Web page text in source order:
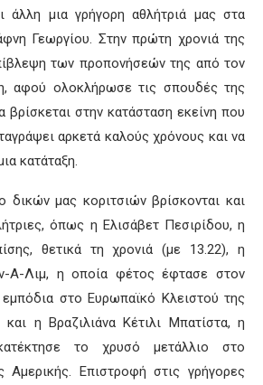
άλλη μια γρήγορη αθλήτριά μας στα
Γεωργίου. Στην πρώτη χρονιά της
των προπονήσεών της από τον
αφού ολοκλήρωσε τις σπουδές της
βρίσκεται στην κατάσταση εκείνη που
αρκετά καλούς χρόνους και να
κατάταξη.
μας κοριτσιών βρίσκονται και
όπως η Ελισάβετ Πεσιρίδου, η
θετικά τη χρονιά (με 13.22), η
Α-Λιμ, η οποία φέτος έφτασε στον
στο Ευρωπαϊκό Κλειστού της
και η Βραζιλιάνα Κέτιλι Μπατίστα, η
το χρυσό μετάλλιο στο
Αμερικής. Επιστροφή στις γρήγορες